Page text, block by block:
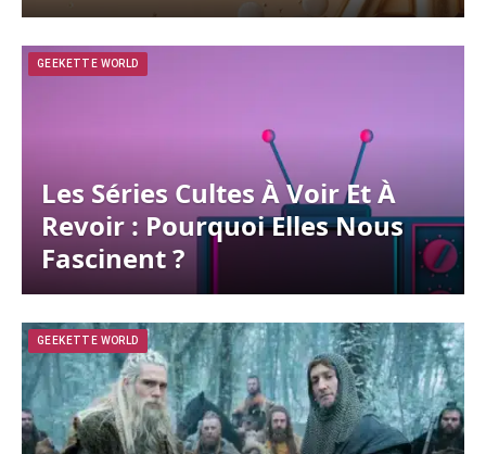
GEEKETTE WORLD
Les Séries Cultes À Voir Et À
Revoir : Pourquoi Elles Nous
Fascinent ?
GEEKETTE WORLD